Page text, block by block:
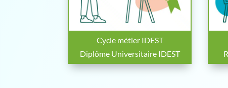
Cycle métier IDEST
Diplôme Universitaire IDEST